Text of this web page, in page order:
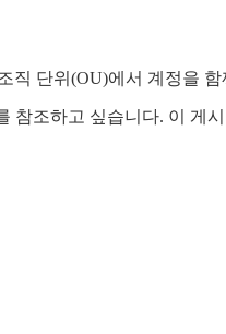
직 단위(OU)에서 계정
참조하고 싶습니다. 이